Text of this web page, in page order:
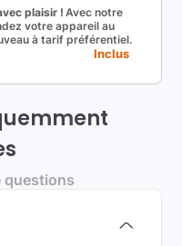
plaisir ! Avec notre
votre appareil au
à tarif préférentiel.
Inclus
questions